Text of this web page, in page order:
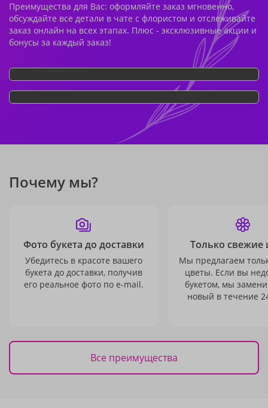
Преимущества для Вас: оформляйте заказ мгновенно,
обсуждайте все детали в чате с флористом и отслеживайте
заказ онлайн на всех этапах. Плюс - эксклюзивные акции и
бонусы за каждый заказ!
Почему мы?
Фото букета до доставки
Убедитесь в красоте вашего
букета до доставки, получив
его реальное фото по e-mail.
Только свежие
Мы предлагаем
цветы. Если вы
букетом, мы
новый в течение
Все преимущества